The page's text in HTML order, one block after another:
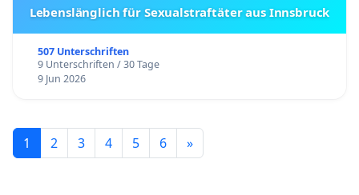
Lebenslänglich für Sexualstraftäter aus Innsbruck
507 Unterschriften
9 Unterschriften / 30 Tage
9 Jun 2026
1 2 3 4 5 6 »